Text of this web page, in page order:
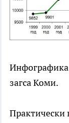
Инфографика
загса Коми.
Практически